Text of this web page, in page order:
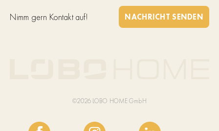
Nimm gern Kontakt auf! NACHRICHT SENDEN
©2026 LOBO HOME GmbH